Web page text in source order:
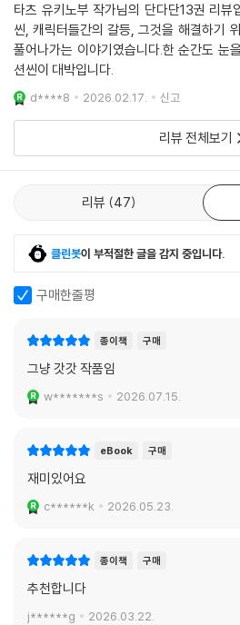
타츠 유키노부 작가님의 단다단13권 리뷰
씬, 캐릭터들간의 갈등, 그것을 해결하기
풀어나가는 이야기였습니다.한 순간도 눈
션씬이 대박입니다.
d****8 2026.02.17. 신고
리뷰 전체보기
리뷰 47
클린봇이 부적절한 글을 감지 중입니다.
구매한줄평
종이책 구매
그냥 갓갓 작품임
w*******s 2026.07.15.
eBook 구매
재미있어요
c******k 2026.05.23.
종이책 구매
추천합니다
j******g 2026.03.22.